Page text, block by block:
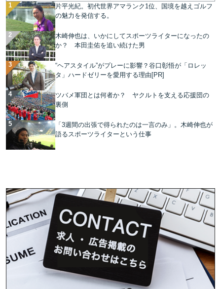
片平光紀。初代世界アマランク1位、国境を越えゴルフ
の魅力を発信する。
木崎伸也は、いかにしてスポーツライターになったの
か？ 本田圭佑を追い続けた男
“ヘアスタイル”がプレーに影響？谷口彰悟が「ロレッ
タ」ハードゼリーを愛用する理由[PR]
ツバメ軍団とは何者か？ ヤクルトを支える応援団の
裏側
「3週間の出張で得られたのは一言のみ」。木崎伸也が
語るスポーツライターという仕事